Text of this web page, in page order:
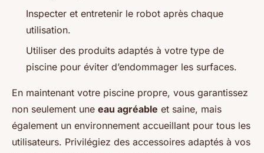
Inspecter et entretenir le robot après chaque
utilisation.
Utiliser des produits adaptés à votre type de
piscine pour éviter d’endommager les surfaces.
En maintenant votre piscine propre, vous garantissez
non seulement une eau agréable et saine, mais
également un environnement accueillant pour tous les
utilisateurs. Privilégiez des accessoires adaptés à vos